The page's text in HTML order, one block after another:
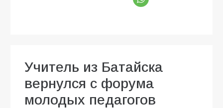
Учитель из Батайска
вернулся с форума
молодых педагогов